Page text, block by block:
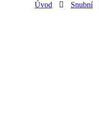
Úvod Snubní